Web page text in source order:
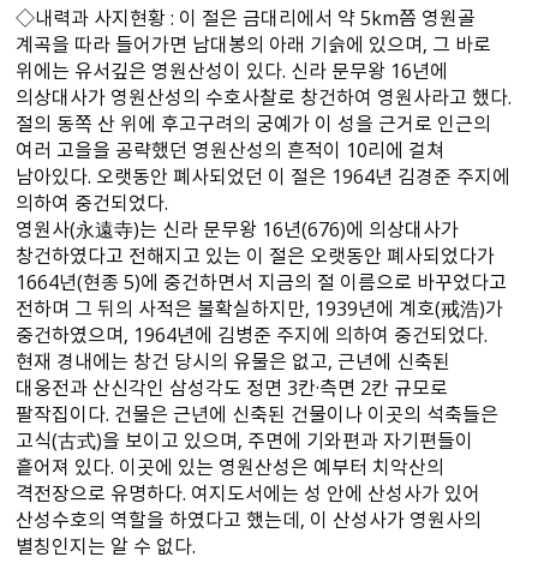
◇내력과 사지현황 : 이 절은 금대리에서 약 5km쯤 영원골
계곡을 따라 들어가면 남대봉의 아래 기슭에 있으며, 그 바로
위에는 유서깊은 영원산성이 있다. 신라 문무왕 16년에
의상대사가 영원산성의 수호사찰로 창건하여 영원사라고 했다.
절의 동쪽 산 위에 후고구려의 궁예가 이 성을 근거로 인근의
여러 고을을 공략했던 영원산성의 흔적이 10리에 걸쳐
남아있다. 오랫동안 폐사되었던 이 절은 1964년 김경준 주지에
의하여 중건되었다.
영원사(永遠寺)는 신라 문무왕 16년(676)에 의상대사가
창건하였다고 전해지고 있는 이 절은 오랫동안 폐사되었다가
1664년(현종 5)에 중건하면서 지금의 절 이름으로 바꾸었다고
전하며 그 뒤의 사적은 불확실하지만, 1939년에 계호(戒浩)가
중건하였으며, 1964년에 김병준 주지에 의하여 중건되었다.
현재 경내에는 창건 당시의 유물은 없고, 근년에 신축된
대웅전과 산신각인 삼성각도 정면 3칸·측면 2칸 규모로
팔작집이다. 건물은 근년에 신축된 건물이나 이곳의 석축들은
고식(古式)을 보이고 있으며, 주면에 기와편과 자기편들이
흩어져 있다. 이곳에 있는 영원산성은 예부터 치악산의
격전장으로 유명하다. 여지도서에는 성 안에 산성사가 있어
산성수호의 역할을 하였다고 했는데, 이 산성사가 영원사의
별칭인지는 알 수 없다.